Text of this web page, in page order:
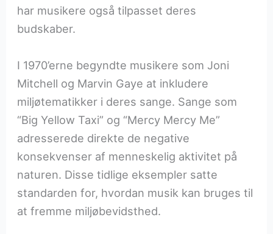
har musikere også tilpasset deres
budskaber.
I 1970’erne begyndte musikere som Joni
Mitchell og Marvin Gaye at inkludere
miljøtematikker i deres sange. Sange som
“Big Yellow Taxi” og “Mercy Mercy Me”
adresserede direkte de negative
konsekvenser af menneskelig aktivitet på
naturen. Disse tidlige eksempler satte
standarden for, hvordan musik kan bruges til
at fremme miljøbevidsthed.